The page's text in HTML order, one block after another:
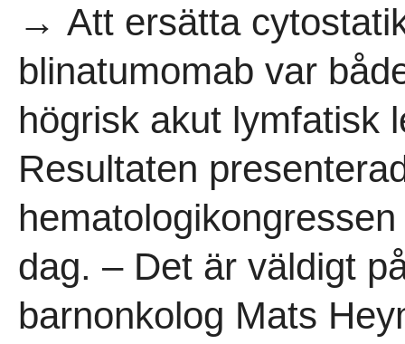
→ Att ersätta
blinatumomab var
högrisk akut lymfatisk
Resultaten
dag. – Det är väldigt
barnonkolog Mats